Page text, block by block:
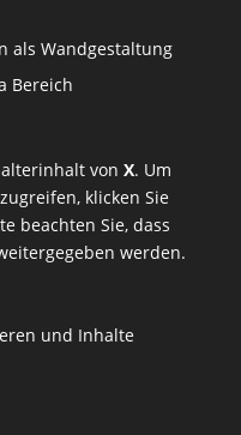
als Wandgestaltung
Bereich
von X. Um
klicken Sie
beachten Sie, dass
werden.
und Inhalte